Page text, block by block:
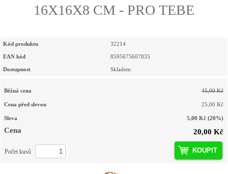
16X16X8 CM - PRO TEBE
Kód produktu 32214
EAN kód 8595675607835
Dostupnost Skladem
Běžná cena 45,00 Kč
Cena před slevou 25,00 Kč
Sleva 5,00 Kč (20%)
Cena 20,00 Kč
KOUPIT
Počet kusů